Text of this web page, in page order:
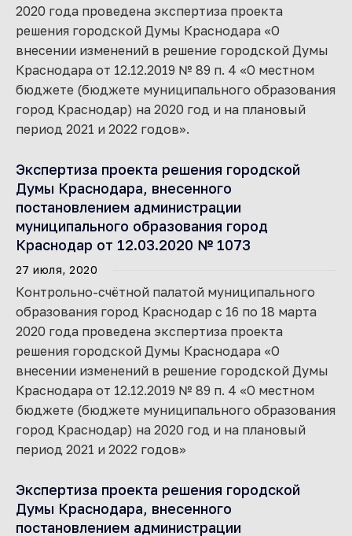
2020 года проведена экспертиза проекта
решения городской Думы Краснодара «О
внесении изменений в решение городской Думы
Краснодара от 12.12.2019 № 89 п. 4 «О местном
бюджете (бюджете муниципального образования
город Краснодар) на 2020 год и на плановый
период 2021 и 2022 годов».
Экспертиза проекта решения городской
Думы Краснодара, внесенного
постановлением администрации
муниципального образования город
Краснодар от 12.03.2020 № 1073
27 июля, 2020
Контрольно-счётной палатой муниципального
образования город Краснодар с 16 по 18 марта
2020 года проведена экспертиза проекта
решения городской Думы Краснодара «О
внесении изменений в решение городской Думы
Краснодара от 12.12.2019 № 89 п. 4 «О местном
бюджете (бюджете муниципального образования
город Краснодар) на 2020 год и на плановый
период 2021 и 2022 годов»
Экспертиза проекта решения городской
Думы Краснодара, внесенного
постановлением администрации